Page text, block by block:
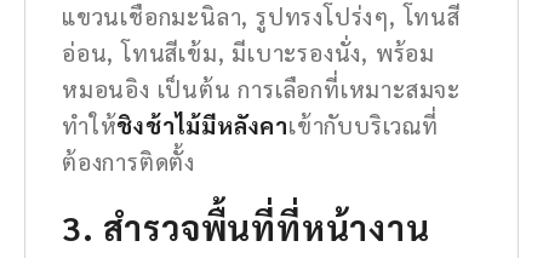
แขวนเชือกมะนิลา, รูปทรงโปร่งๆ, โทนสี
อ่อน, โทนสีเข้ม, มีเบาะรองนั่ง, พร้อม
หมอนอิง เป็นต้น การเลือกที่เหมาะสมจะ
ทำให้ชิงช้าไม้มีหลังคาเข้ากับบริเวณที่
ต้องการติดตั้ง
3. สำรวจพื้นที่ที่หน้างาน